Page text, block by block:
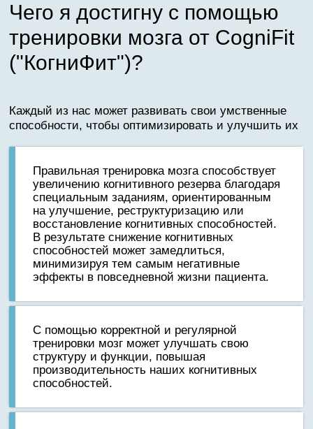
Чего я достигну с помощью
тренировки мозга от CogniFit
("КогниФит")?
Каждый из нас может развивать свои умственные
способности, чтобы оптимизировать и улучшить их
Правильная тренировка мозга способствует
увеличению когнитивного резерва благодаря
специальным заданиям, ориентированным
на улучшение, реструктуризацию или
восстановление когнитивных способностей.
В результате снижение когнитивных
способностей может замедлиться,
минимизируя тем самым негативные
эффекты в повседневной жизни пациента.
C помощью корректной и регулярной
тренировки мозг может улучшать свою
структуру и функции, повышая
производительность наших когнитивных
способностей.